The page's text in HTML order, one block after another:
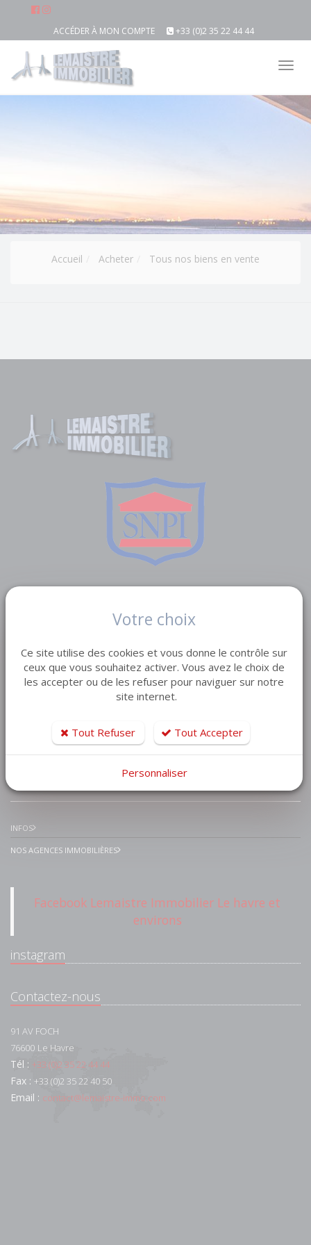
ACCÉDER À MON COMPTE +33 (0)2 35 22 44 44
Accueil Acheter Tous nos biens en vente
VENTE TERRAIN
VENTE IMMEUBLE
INFOS
NOS AGENCES IMMOBILIÈRES
Facebook Lemaistre Immobilier Le havre et
environs
instagram
Contactez-nous
91 AV FOCH
76600 Le Havre
Tél : +33 (0)2 35 22 44 44
Fax : +33 (0)2 35 22 40 50
Email : contact@lemaistre-immo.com
Votre choix
Ce site utilise des cookies et vous donne le contrôle sur
ceux que vous souhaitez activer. Vous avez le choix de
les accepter ou de les refuser pour naviguer sur notre
site internet.
Tout Refuser Tout Accepter
Personnaliser